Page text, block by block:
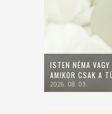
ISTEN NÉMA VAGY
AMIKOR CSAK A
2026. 08. 03.